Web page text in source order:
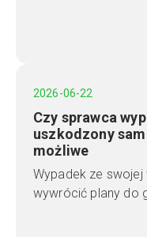
2026-06-22
Czy sprawca
uszkodzony
możliwe
Wypadek ze
wywrócić plany do